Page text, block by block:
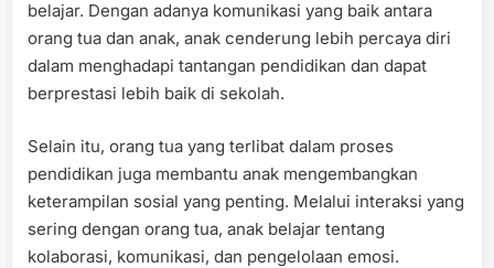
belajar. Dengan adanya komunikasi yang baik antara
orang tua dan anak, anak cenderung lebih percaya diri
dalam menghadapi tantangan pendidikan dan dapat
berprestasi lebih baik di sekolah.
Selain itu, orang tua yang terlibat dalam proses
pendidikan juga membantu anak mengembangkan
keterampilan sosial yang penting. Melalui interaksi yang
sering dengan orang tua, anak belajar tentang
kolaborasi, komunikasi, dan pengelolaan emosi.